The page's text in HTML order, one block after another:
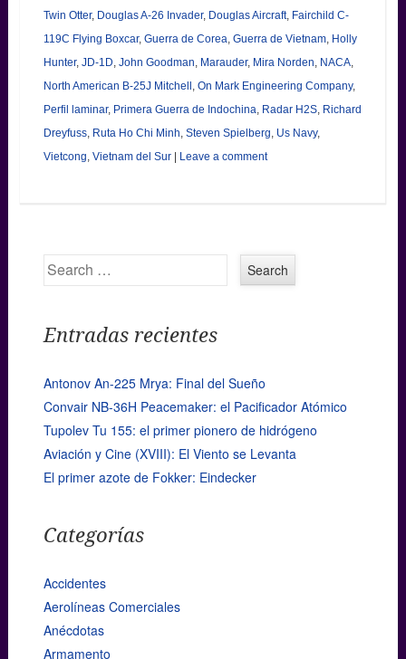
Twin Otter, Douglas A-26 Invader, Douglas Aircraft, Fairchild C-
119C Flying Boxcar, Guerra de Corea, Guerra de Vietnam, Holly
Hunter, JD-1D, John Goodman, Marauder, Mira Norden, NACA,
North American B-25J Mitchell , On Mark Engineering Company,
Perfil laminar, Primera Guerra de Indochina, Radar H2S, Richard
Dreyfuss, Ruta Ho Chi Minh, Steven Spielberg, Us Navy,
Vietcong, Vietnam del Sur Leave a comment
Search
Entradas recientes
Antonov An-225 Mrya: Final del Sueño
Convair NB-36H Peacemaker: el Pacificador Atómico
Tupolev Tu 155: el primer pionero de hidrógeno
Aviación y Cine (XVIII): El Viento se Levanta
El primer azote de Fokker: Eindecker
Categorías
Accidentes
Aerolíneas Comerciales
Anécdotas
Armamento